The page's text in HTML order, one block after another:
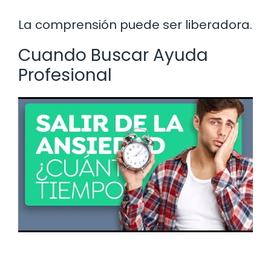
La comprensión puede ser liberadora.
Cuando Buscar Ayuda
Profesional